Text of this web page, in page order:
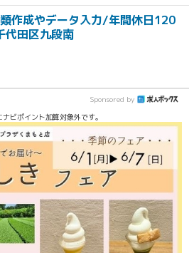
作成やデータ入力/年間休日120
田区九段南
Sponsored by
ナビポイント加算対象外です。